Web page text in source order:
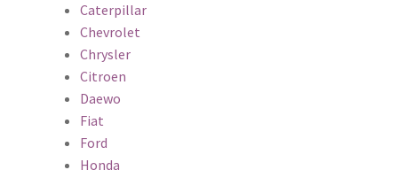
Caterpillar
Chevrolet
Chrysler
Citroen
Daewo
Fiat
Ford
Honda